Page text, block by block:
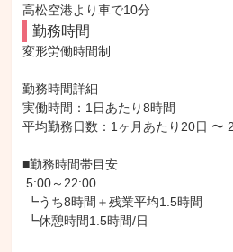
高松空港より車で10分
勤務時間
変形労働時間制
勤務時間詳細
実働時間：1日あたり8時間
平均勤務日数：1ヶ月あたり20日 〜
■勤務時間帯目安